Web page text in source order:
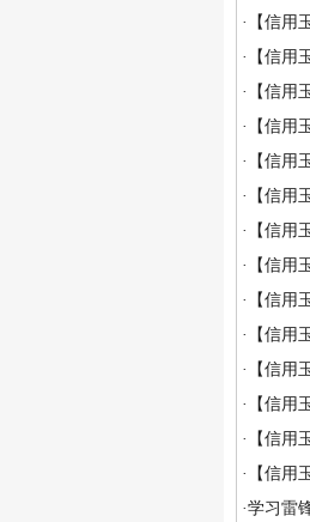
·
【信
·
【信用
·
【信用
·
【信用
·
【信用
·
【信用
·
【信用
·
【信用
·
【信用
·
【信
·
【信用
·
【信用
·
【信
·
【信用
·学习雷